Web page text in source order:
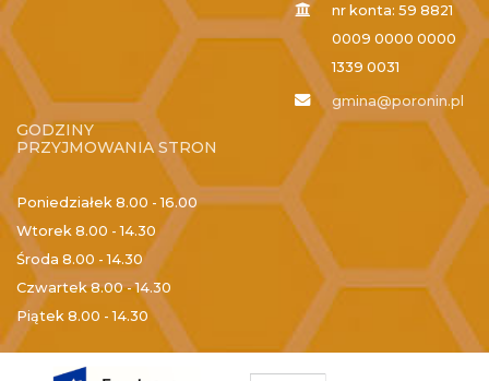
nr konta: 59 8821
0009 0000 0000
1339 0031
gmina@poronin.pl
GODZINY
PRZYJMOWANIA STRON
Poniedziałek 8.00 - 16.00
Wtorek 8.00 - 14.30
Środa 8.00 - 14.30
Czwartek8.00 - 14.30
Piątek 8.00 - 14.30